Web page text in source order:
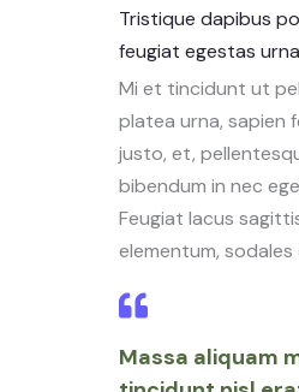
Tristique dapibus
feugiat egestas
Mi et tincidunt ut
platea urna, sapien
justo, et,
bibendum in nec
Feugiat lacus
elementum,
Massa aliquam